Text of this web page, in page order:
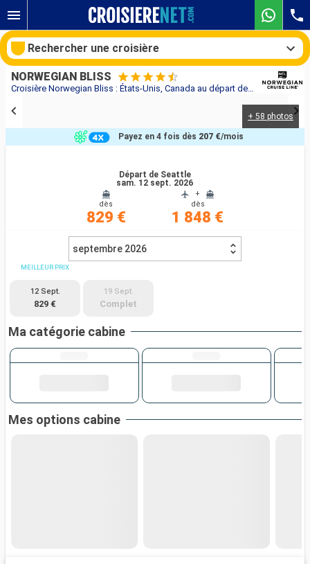
Croisière Norwegian Bliss : États-Unis, Canada au départ de Seattle
NORWEGIAN BLISS
+ 58 photos
Départ de Seattle
sam. 12 sept. 2026
dès
829 €
+
dès
1 848 €
Payez en 4 fois dès 207 €/mois
septembre 2026
MEILLEUR PRIX
12 Sept.
829 €
19 Sept.
Complet
Ma catégorie cabine
Mes options cabine
Rechercher une croisière
Compagnies
Rechercher